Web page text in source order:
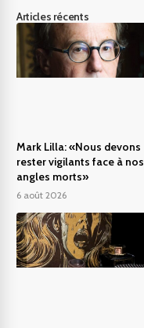
Articles récents
Mark Lilla: «Nous devons
rester vigilants face à nos
angles morts»
6 août 2026